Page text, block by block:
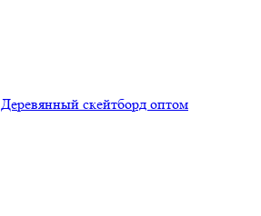
Деревянный скейтборд оптом